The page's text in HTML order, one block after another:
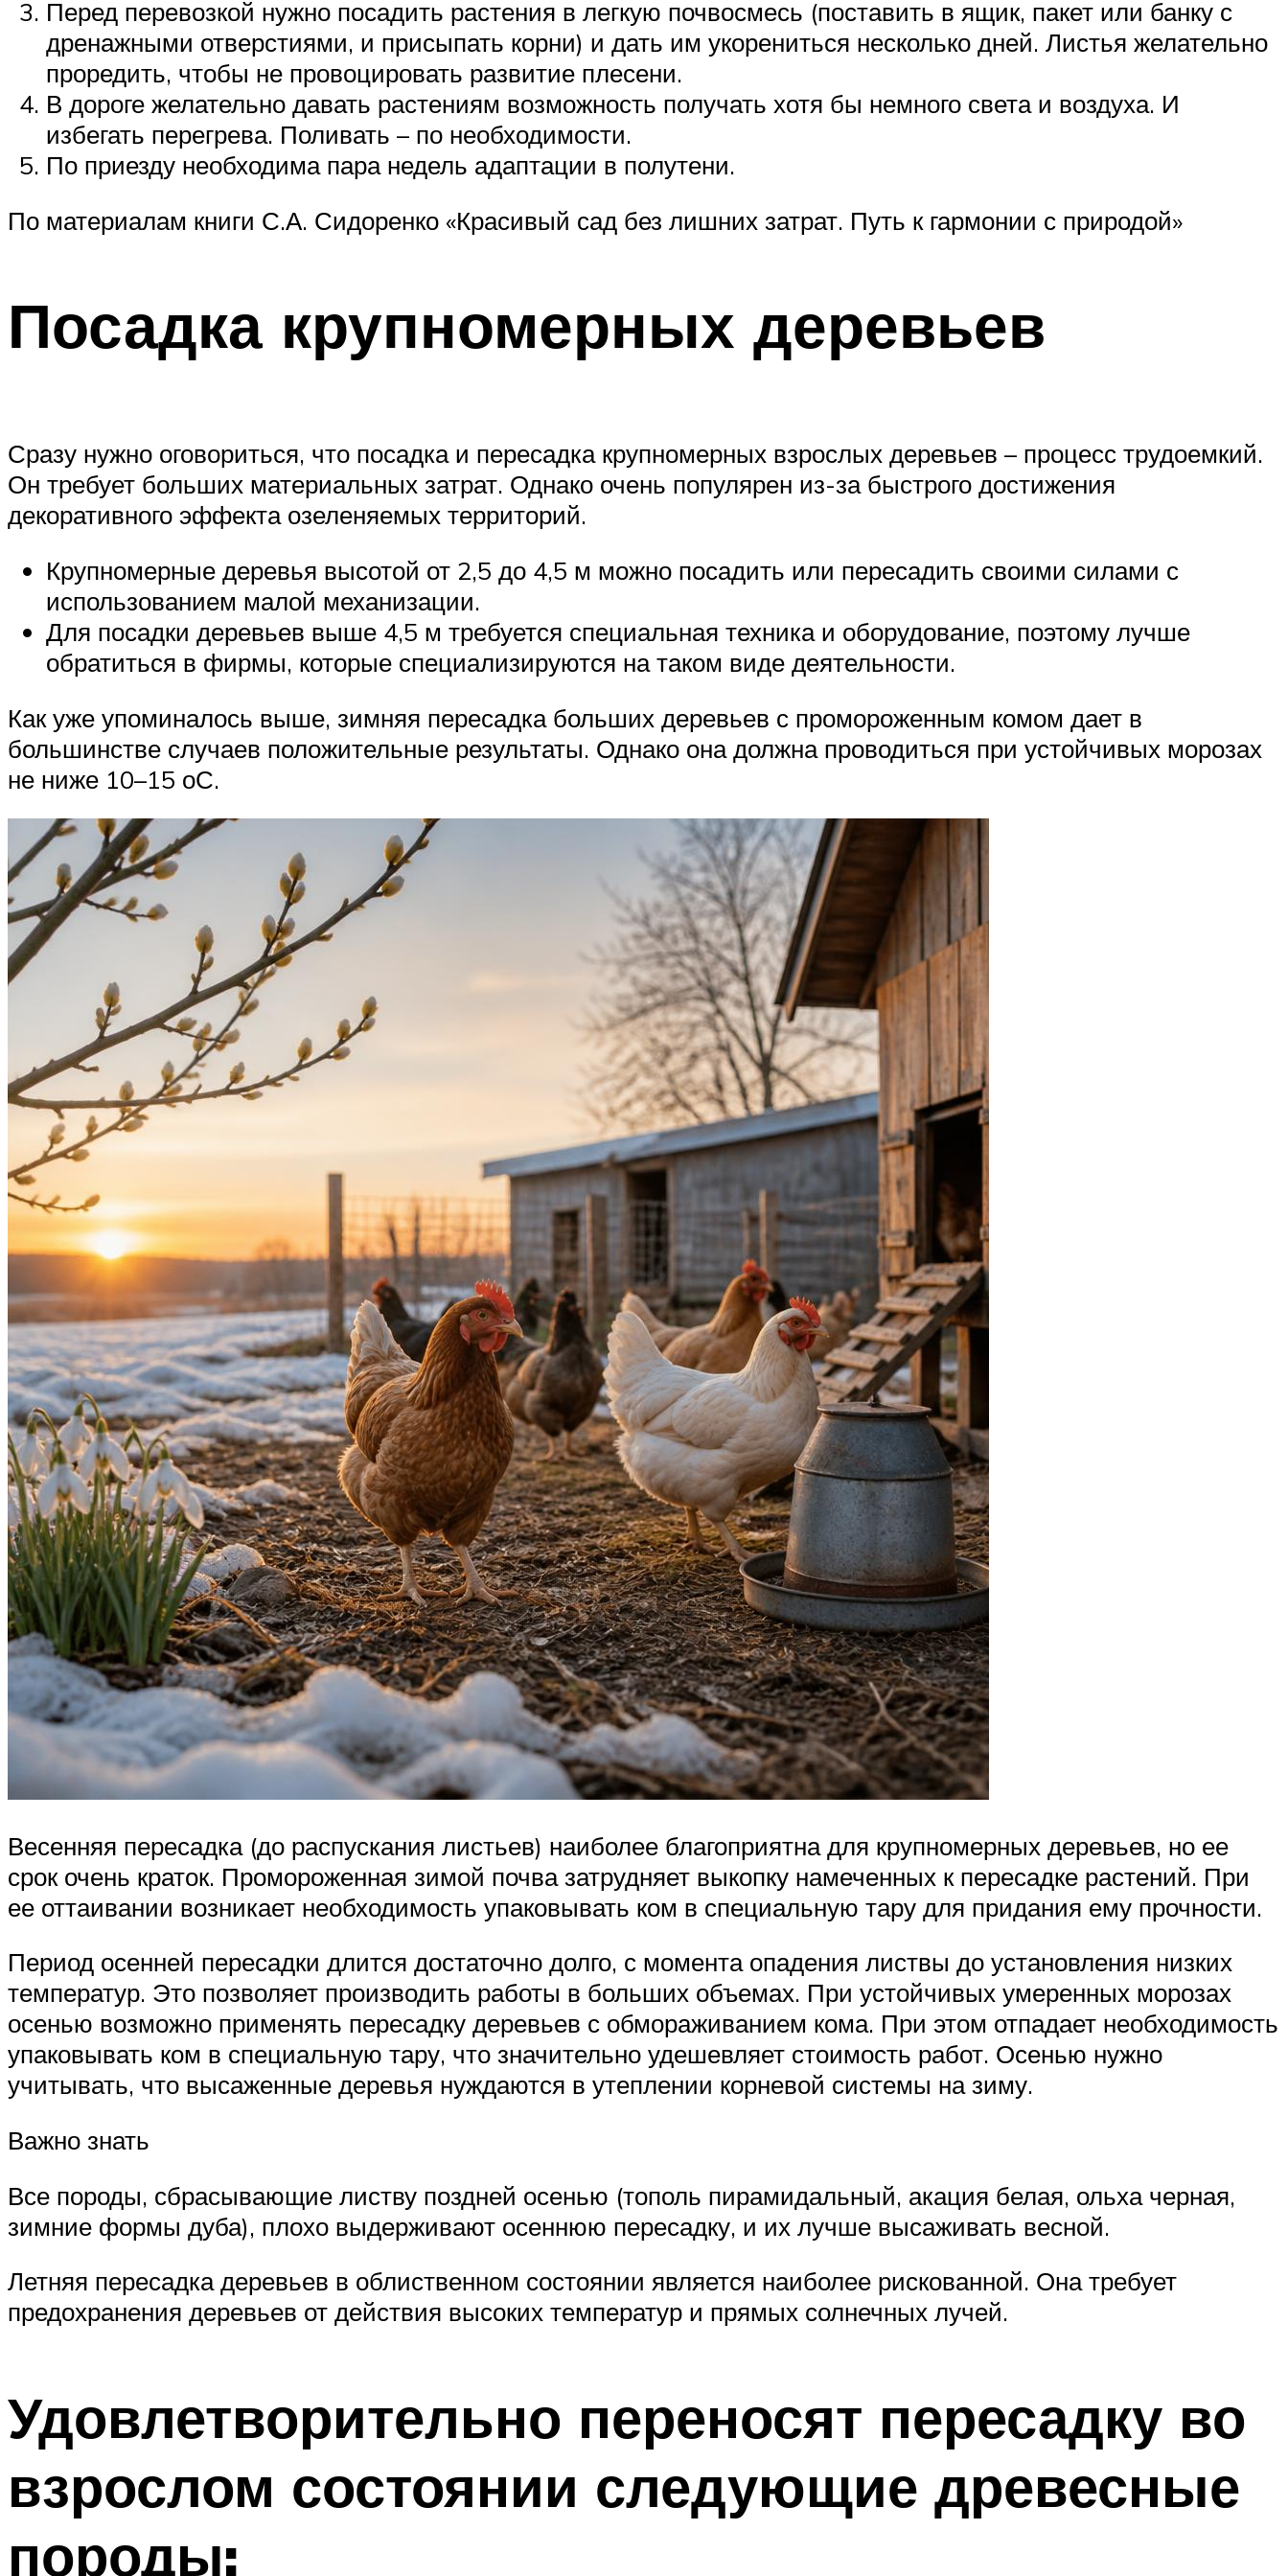
Перед перевозкой нужно посадить растения в легкую почвосмесь (поставить в ящик, пакет или банку с
дренажными отверстиями, и присыпать корни) и дать им укорениться несколько дней. Листья желательно
проредить, чтобы не провоцировать развитие плесени.
В дороге желательно давать растениям возможность получать хотя бы немного света и воздуха. И
избегать перегрева. Поливать – по необходимости.
По приезду необходима пара недель адаптации в полутени.
По материалам книги С.А. Сидоренко «Красивый сад без лишних затрат. Путь к гармонии с природой»
Посадка крупномерных деревьев
Сразу нужно оговориться, что посадка и пересадка крупномерных взрослых деревьев – процесс трудоемкий.
Он требует больших материальных затрат. Однако очень популярен из-за быстрого достижения
декоративного эффекта озеленяемых территорий.
Крупномерные деревья высотой от 2,5 до 4,5 м можно посадить или пересадить своими силами с
использованием малой механизации.
Для посадки деревьев выше 4,5 м требуется специальная техника и оборудование, поэтому лучше
обратиться в фирмы, которые специализируются на таком виде деятельности.
Как уже упоминалось выше, зимняя пересадка больших деревьев с промороженным комом дает в
большинстве случаев положительные результаты. Однако она должна проводиться при устойчивых морозах
не ниже 10–15 оС.
Весенняя пересадка (до распускания листьев) наиболее благоприятна для крупномерных деревьев, но ее
срок очень краток. Промороженная зимой почва затрудняет выкопку намеченных к пересадке растений. При
ее оттаивании возникает необходимость упаковывать ком в специальную тару для придания ему прочности.
Период осенней пересадки длится достаточно долго, с момента опадения листвы до установления низких
температур. Это позволяет производить работы в больших объемах. При устойчивых умеренных морозах
осенью возможно применять пересадку деревьев с обмораживанием кома. При этом отпадает необходимость
упаковывать ком в специальную тару, что значительно удешевляет стоимость работ. Осенью нужно
учитывать, что высаженные деревья нуждаются в утеплении корневой системы на зиму.
Важно знать
Все породы, сбрасывающие листву поздней осенью (тополь пирамидальный, акация белая, ольха черная,
зимние формы дуба), плохо выдерживают осеннюю пересадку, и их лучше высаживать весной.
Летняя пересадка деревьев в облиственном состоянии является наиболее рискованной. Она требует
предохранения деревьев от действия высоких температур и прямых солнечных лучей.
Удовлетворительно переносят пересадку во
взрослом состоянии следующие древесные
породы: